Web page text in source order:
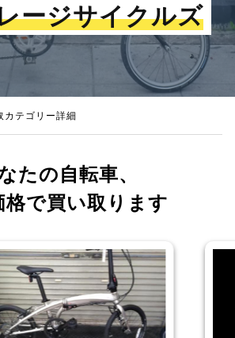
ージサイクルズ
カテゴリー詳細
たの自転車、
格で買い取ります